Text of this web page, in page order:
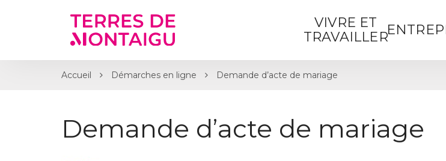
VIVRE ET
TRAVAILLER
Accueil Démarches en ligne Demande d’acte de mariage
Demande d’acte de mariage